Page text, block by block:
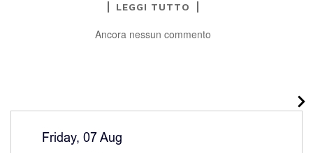
LEGGI TUTTO
Ancora nessun commento